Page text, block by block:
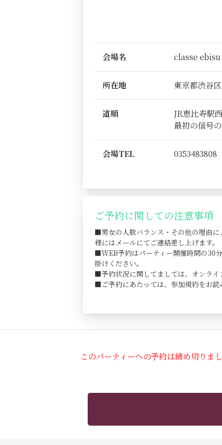
会場名 classe ebisu
所在地 東京都渋谷
道順
JR恵比寿駅
最初の信号
会場TEL 0353483808
ご予約に関しての注意事項
■男女の人数バランス・その他の理由
様にはメールにてご連絡差し上げます。
■WEB予約はパーティー開催時間の30
掛けください。
■予約状況に関してましては、オンライ
■ご予約にあたっては、参加規約をお
このパーティーへの予約は締め切りま